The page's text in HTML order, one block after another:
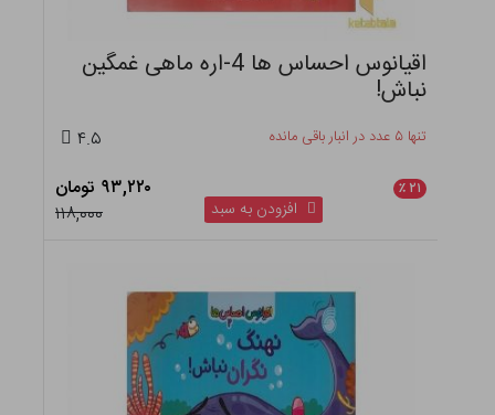
اقیانوس احساس ها 4-اره ماهی غمگین
نباش!
تنها ۵ عدد در انبار باقی مانده ۴.۵
۲۱ ٪
۹۳,۲۲۰ تومان
۱۱۸,۰۰۰
افزودن به سبد